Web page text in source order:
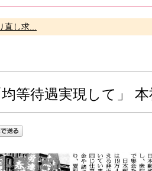
直し求...
等待遇実現して」